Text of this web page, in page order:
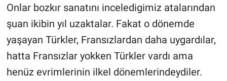
Onlar bozkır sanatını inceledigimiz atalarından
şuan ikibin yıl uzaktalar. Fakat o dönemde
yaşayan Türkler, Fransızlardan daha uygardılar,
hatta Fransızlar yokken Türkler vardı ama
henüz evrimlerinin ilkel dönemlerindeydiler.